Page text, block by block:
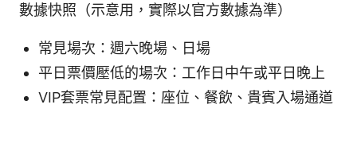
數據快照（示意用，實際以官方數據為準）
常見場次：週六晚場、日場
平日票價壓低的場次：工作日中午或平日晚上
VIP套票常見配置：座位、餐飲、貴賓入場通道